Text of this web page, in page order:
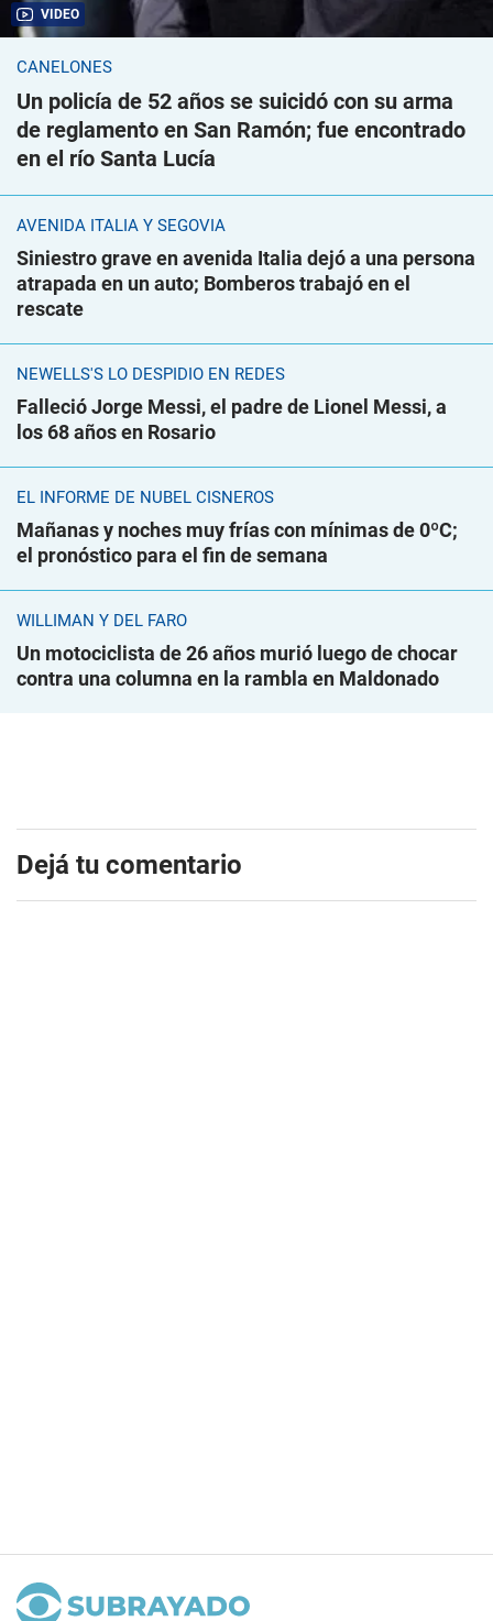
VIDEO
CANELONES
Un policía de 52 años se suicidó con su arma
de reglamento en San Ramón; fue encontrado
en el río Santa Lucía
AVENIDA ITALIA Y SEGOVIA
Siniestro grave en avenida Italia dejó a una persona
atrapada en un auto; Bomberos trabajó en el
rescate
NEWELLS'S LO DESPIDIÓ EN REDES
Falleció Jorge Messi, el padre de Lionel Messi, a
los 68 años en Rosario
EL INFORME DE NUBEL CISNEROS
Mañanas y noches muy frías con mínimas de 0ºC;
el pronóstico para el fin de semana
WILLIMAN Y DEL FARO
Un motociclista de 26 años murió luego de chocar
contra una columna en la rambla en Maldonado
Dejá tu comentario